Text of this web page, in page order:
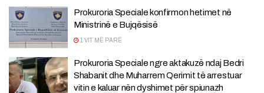
Prokuroria Speciale konfirmon hetimet në
Ministrinë e Bujqësisë
1 VIT MË PARË
Prokuroria Speciale ngre aktakuzë ndaj Bedri
Shabanit dhe Muharrem Qerimit të arrestuar
vitin e kaluar nën dyshimet për spiunazh